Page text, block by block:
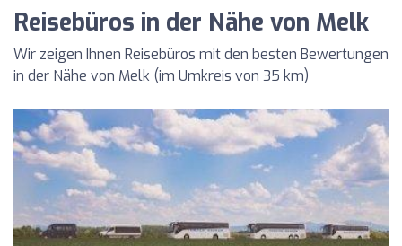
Reisebüros in der Nähe von Melk
Wir zeigen Ihnen Reisebüros mit den besten Bewertungen
in der Nähe von Melk (im Umkreis von 35 km)